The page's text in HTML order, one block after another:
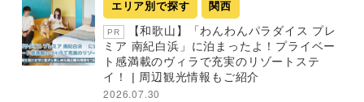
エリア別で探す 関西
PR
【和歌山】「わんわんパラダイス プレ
ミア 南紀白浜」に泊まったよ！プライベー
ト感満載のヴィラで充実のリゾートステ
イ！ | 周辺観光情報もご紹介
2026.07.30